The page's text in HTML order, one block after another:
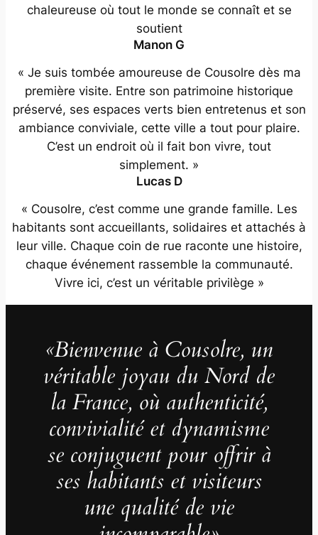
chaleureuse où tout le monde se connaît et se
soutient
Manon G
« Je suis tombée amoureuse de Cousolre dès ma
première visite. Entre son patrimoine historique
préservé, ses espaces verts bien entretenus et son
ambiance conviviale, cette ville a tout pour plaire.
C’est un endroit où il fait bon vivre, tout
simplement. »
Lucas D
« Cousolre, c’est comme une grande famille. Les
habitants sont accueillants, solidaires et attachés à
leur ville. Chaque coin de rue raconte une histoire,
chaque événement rassemble la communauté.
Vivre ici, c’est un véritable privilège »
«Bienvenue à Cousolre, un
véritable joyau du Nord de
la France, où authenticité,
convivialité et dynamisme
se conjuguent pour offrir à
ses habitants et visiteurs
une qualité de vie